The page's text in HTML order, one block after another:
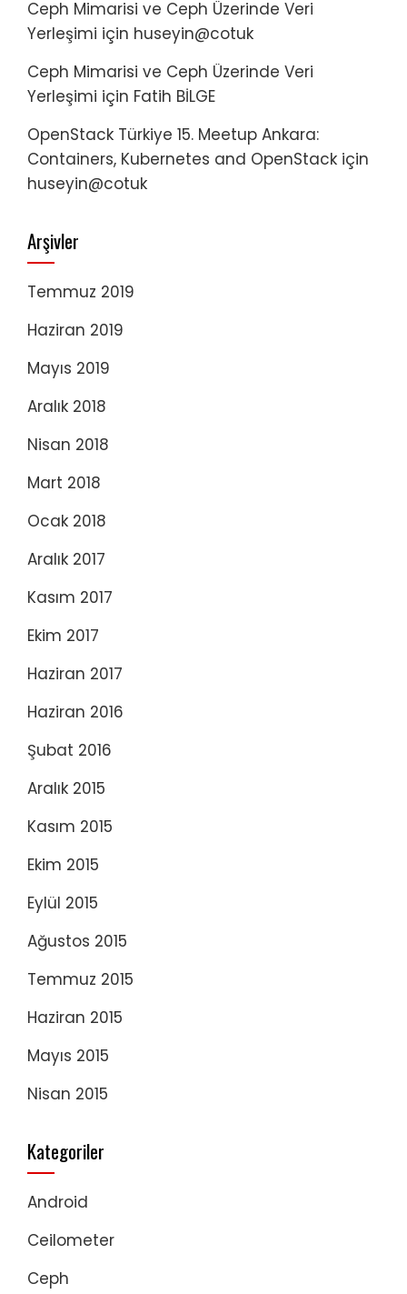
Ceph Mimarisi ve Ceph Üzerinde Veri
Yerleşimi için huseyin@cotuk
Ceph Mimarisi ve Ceph Üzerinde Veri
Yerleşimi için Fatih BİLGE
OpenStack Türkiye 15. Meetup Ankara:
Containers, Kubernetes and OpenStack için
huseyin@cotuk
Arşivler
Temmuz 2019
Haziran 2019
Mayıs 2019
Aralık 2018
Nisan 2018
Mart 2018
Ocak 2018
Aralık 2017
Kasım 2017
Ekim 2017
Haziran 2017
Haziran 2016
Şubat 2016
Aralık 2015
Kasım 2015
Ekim 2015
Eylül 2015
Ağustos 2015
Temmuz 2015
Haziran 2015
Mayıs 2015
Nisan 2015
Kategoriler
Android
Ceilometer
Ceph